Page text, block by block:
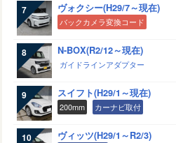
ヴォクシー(H29/7～現在)
バックカメラ変換コード
N-BOX(R2/12～現在)
ガイドラインアダプター
スイフト(H29/1～現在)
200mm カーナビ取付
ヴィッツ(H29/1～R2/3)